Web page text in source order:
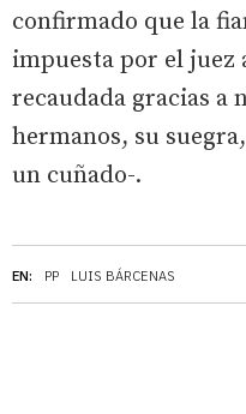
EN: PP LUIS BÁRCENAS
confirmado que la
impuesta por el juez
recaudada gracias a
hermanos, su
un cuñado-.